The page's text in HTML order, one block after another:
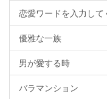
恋愛ワードを入力し
優雅な一族
男が愛する時
バラマンション